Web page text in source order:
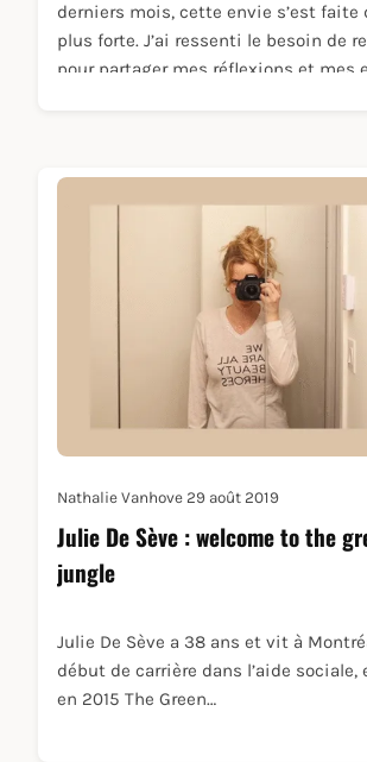
derniers mois, cette envie s’est faite
plus forte. J’ai ressenti le besoin de
pour partager mes réflexions et mes
Nathalie Vanhove 29 août 2019
Julie De Sève : welcome to the
jungle
Julie De Sève a 38 ans et vit à
début de carrière dans l’aide sociale,
en 2015 The Green…